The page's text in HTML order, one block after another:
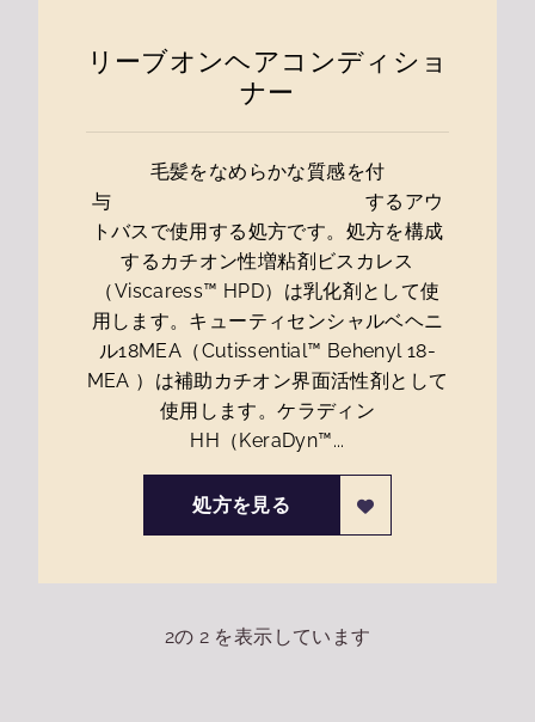
リーブオンヘアコンディショ
ナー
毛髪をなめらかな質感を付
与 するアウ
トバスで使用する処方です。処方を構成
するカチオン性増粘剤ビスカレス
（Viscaress™ HPD）は乳化剤として使
用します。キューティセンシャルベヘニ
ル18MEA（Cutissential™ Behenyl 18-
MEA ）は補助カチオン界面活性剤として
使用します。ケラディン
HH（KeraDyn™...
処方を見る
2の 2 を表示しています